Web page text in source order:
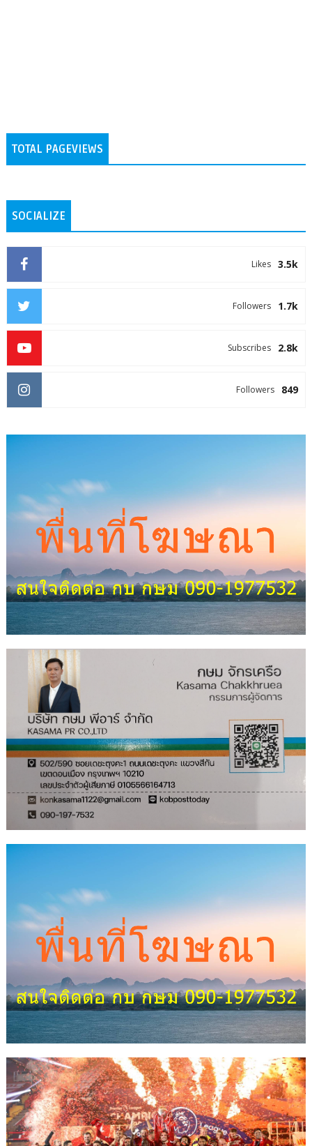
TOTAL PAGEVIEWS
SOCIALIZE
3.5k
Likes
1.7k
Followers
2.8k
Subscribes
849
Followers